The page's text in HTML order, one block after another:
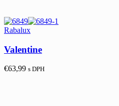
Rabalux
Valentine
€63,99 s DPH